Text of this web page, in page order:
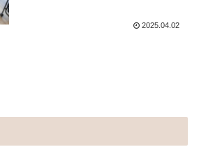
2025.04.02